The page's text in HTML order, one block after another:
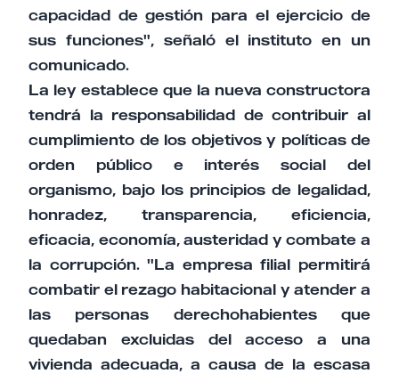
capacidad de gestión para el ejercicio de
sus funciones", señaló el instituto en un
comunicado.
La ley establece que la nueva constructora
tendrá la responsabilidad de contribuir al
cumplimiento de los objetivos y políticas de
orden público e interés social del
organismo, bajo los principios de legalidad,
honradez, transparencia, eficiencia,
eficacia, economía, austeridad y combate a
la corrupción. "La empresa filial permitirá
combatir el rezago habitacional y atender a
las personas derechohabientes que
quedaban excluidas del acceso a una
vivienda adecuada, a causa de la escasa